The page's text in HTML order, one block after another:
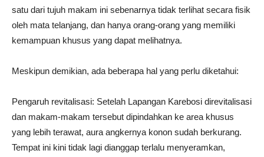
satu dari tujuh makam ini sebenarnya tidak terlihat secara fisik
oleh mata telanjang, dan hanya orang-orang yang memiliki
kemampuan khusus yang dapat melihatnya.
Meskipun demikian, ada beberapa hal yang perlu diketahui:
Pengaruh revitalisasi: Setelah Lapangan Karebosi direvitalisasi
dan makam-makam tersebut dipindahkan ke area khusus
yang lebih terawat, aura angkernya konon sudah berkurang.
Tempat ini kini tidak lagi dianggap terlalu menyeramkan,